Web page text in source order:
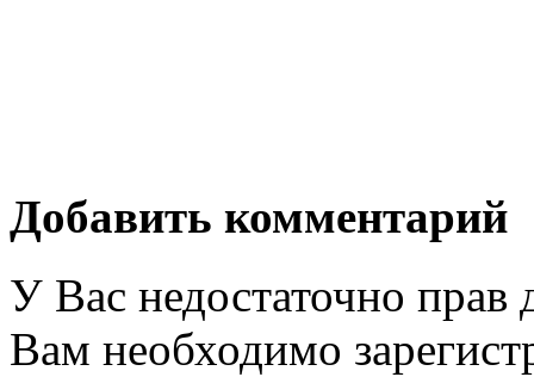
Добавить комментарий
У Вас недостаточно прав
Вам необходимо